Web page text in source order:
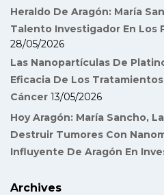
Heraldo De Aragón: María
Talento Investigador En Los
28/05/2026
Las Nanopartículas De
Eficacia De Los
Cáncer 13/05/2026
Hoy Aragón: María Sancho,
Destruir Tumores Con
Influyente De Aragón En
Archives